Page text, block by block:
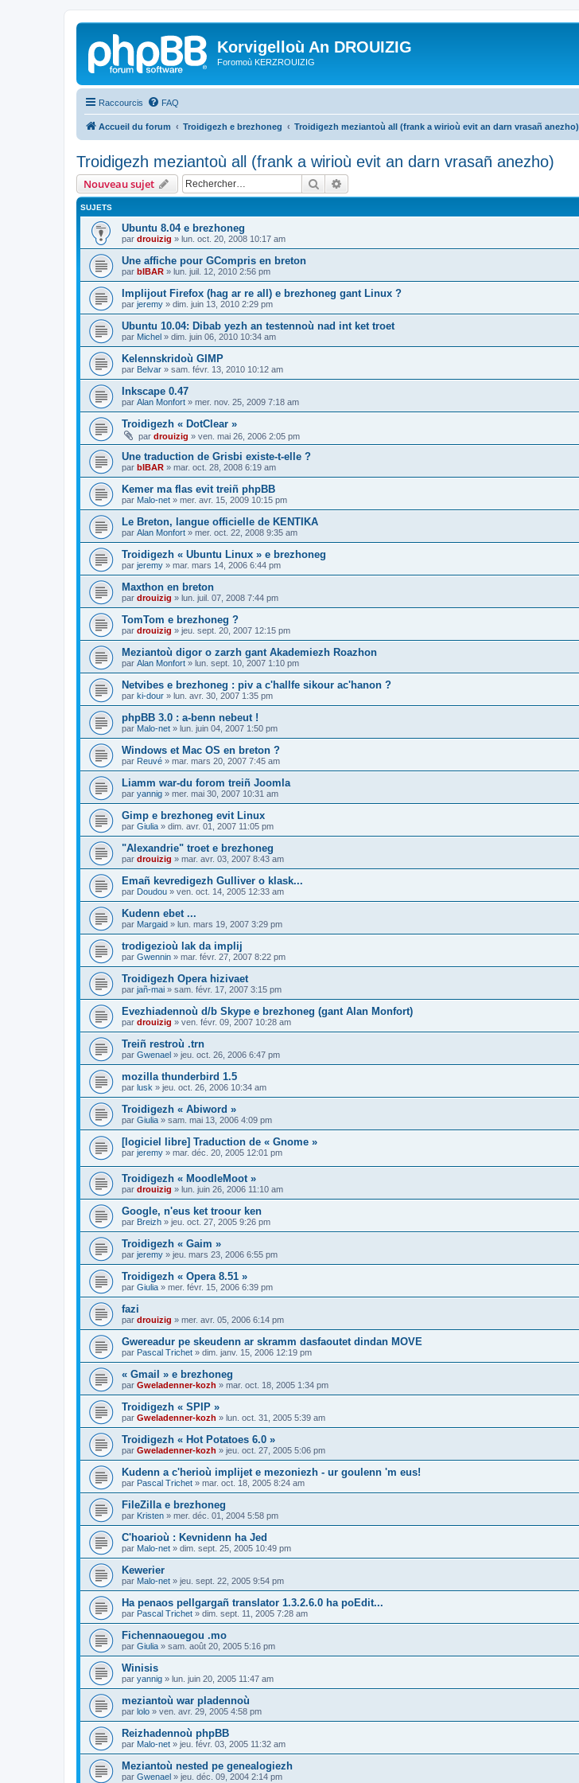
Korvigelloù An DROUIZIG
Foromoù KERZROUIZIG
Raccourcis FAQ
Accueil du forum Troidigezh e brezhoneg Troidigezh meziantoù all (frank a wirioù evit an darn vrasañ anezho)
Troidigezh meziantoù all (frank a wirioù evit an darn vrasañ anezho)
Nouveau sujet Rechercher
SUJETS
Ubuntu 8.04 e brezhoneg
par drouizig » lun. oct. 20, 2008 10:17 am
Une affiche pour GCompris en breton
par bIBAR » lun. juil. 12, 2010 2:56 pm
Implijout Firefox (hag ar re all) e brezhoneg gant Linux ?
par jeremy » dim. juin 13, 2010 2:29 pm
Ubuntu 10.04: Dibab yezh an testennoù nad int ket troet
par Michel » dim. juin 06, 2010 10:34 am
Kelennskridoù GIMP
par Belvar » sam. févr. 13, 2010 10:12 am
Inkscape 0.47
par Alan Monfort » mer. nov. 25, 2009 7:18 am
Troidigezh « DotClear »
par drouizig » ven. mai 26, 2006 2:05 pm
Une traduction de Grisbi existe-t-elle ?
par bIBAR » mar. oct. 28, 2008 6:19 am
Kemer ma flas evit treiñ phpBB
par Malo-net » mer. avr. 15, 2009 10:15 pm
Le Breton, langue officielle de KENTIKA
par Alan Monfort » mer. oct. 22, 2008 9:35 am
Troidigezh « Ubuntu Linux » e brezhoneg
par jeremy » mar. mars 14, 2006 6:44 pm
Maxthon en breton
par drouizig » lun. juil. 07, 2008 7:44 pm
TomTom e brezhoneg ?
par drouizig » jeu. sept. 20, 2007 12:15 pm
Meziantoù digor o zarzh gant Akademiezh Roazhon
par Alan Monfort » lun. sept. 10, 2007 1:10 pm
Netvibes e brezhoneg : piv a c'hallfe sikour ac'hanon ?
par ki-dour » lun. avr. 30, 2007 1:35 pm
phpBB 3.0 : a-benn nebeut !
par Malo-net » lun. juin 04, 2007 1:50 pm
Windows et Mac OS en breton ?
par Reuvé » mar. mars 20, 2007 7:45 am
Liamm war-du forom treiñ Joomla
par yannig » mer. mai 30, 2007 10:31 am
Gimp e brezhoneg evit Linux
par Giulia » dim. avr. 01, 2007 11:05 pm
"Alexandrie" troet e brezhoneg
par drouizig » mar. avr. 03, 2007 8:43 am
Emañ kevredigezh Gulliver o klask...
par Doudou » ven. oct. 14, 2005 12:33 am
Kudenn ebet ...
par Margaid » lun. mars 19, 2007 3:29 pm
trodigezioù lak da implij
par Gwennin » mar. févr. 27, 2007 8:22 pm
Troidigezh Opera hizivaet
par jañ-mai » sam. févr. 17, 2007 3:15 pm
Evezhiadennoù d/b Skype e brezhoneg (gant Alan Monfort)
par drouizig » ven. févr. 09, 2007 10:28 am
Treiñ restroù .trn
par Gwenael » jeu. oct. 26, 2006 6:47 pm
mozilla thunderbird 1.5
par lusk » jeu. oct. 26, 2006 10:34 am
Troidigezh « Abiword »
par Giulia » sam. mai 13, 2006 4:09 pm
[logiciel libre] Traduction de « Gnome »
par jeremy » mar. déc. 20, 2005 12:01 pm
Troidigezh « MoodleMoot »
par drouizig » lun. juin 26, 2006 11:10 am
Google, n'eus ket troour ken
par Breizh » jeu. oct. 27, 2005 9:26 pm
Troidigezh « Gaim »
par jeremy » jeu. mars 23, 2006 6:55 pm
Troidigezh « Opera 8.51 »
par Giulia » mer. févr. 15, 2006 6:39 pm
fazi
par drouizig » mer. avr. 05, 2006 6:14 pm
Gwereadur pe skeudenn ar skramm dasfaoutet dindan MOVE
par Pascal Trichet » dim. janv. 15, 2006 12:19 pm
« Gmail » e brezhoneg
par Gweladenner-kozh » mar. oct. 18, 2005 1:34 pm
Troidigezh « SPIP »
par Gweladenner-kozh » lun. oct. 31, 2005 5:39 am
Troidigezh « Hot Potatoes 6.0 »
par Gweladenner-kozh » jeu. oct. 27, 2005 5:06 pm
Kudenn a c'herioù implijet e mezoniezh - ur goulenn 'm eus!
par Pascal Trichet » mar. oct. 18, 2005 8:24 am
FileZilla e brezhoneg
par Kristen » mer. déc. 01, 2004 5:58 pm
C'hoarioù : Kevnidenn ha Jed
par Malo-net » dim. sept. 25, 2005 10:49 pm
Kewerier
par Malo-net » jeu. sept. 22, 2005 9:54 pm
Ha penaos pellgargañ translator 1.3.2.6.0 ha poEdit...
par Pascal Trichet » dim. sept. 11, 2005 7:28 am
Fichennaouegou .mo
par Giulia » sam. août 20, 2005 5:16 pm
Winisis
par yannig » lun. juin 20, 2005 11:47 am
meziantoù war pladennoù
par lolo » ven. avr. 29, 2005 4:58 pm
Reizhadennoù phpBB
par Malo-net » jeu. févr. 03, 2005 11:32 am
Meziantoù nested pe genealogiezh
par Gwenael » jeu. déc. 09, 2004 2:14 pm